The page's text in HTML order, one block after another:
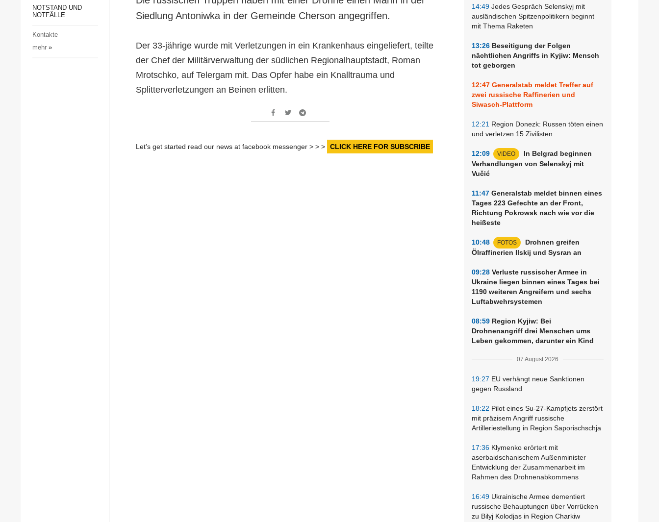
Gesellschaft und Kultur
NOTSTAND UND
NOTFÄLLE
Kontakte
mehr»
14:49 Jedes Gespräch Selenskyj mit
ausländischen Spitzenpolitikern beginnt
mit Thema Raketen
13:26 Beseitigung der Folgen
nächtlichen Angriffs in Kyjiw: Mensch
tot geborgen
12:47 Generalstab meldet Treffer auf
zwei russische Raffinerien und
Siwasch-Plattform
12:21 Region Donezk: Russen töten einen
und verletzen 15 Zivilisten
12:09 VIDEO
In Belgrad beginnen
Verhandlungen von Selenskyj mit
Vučić
11:47 Generalstab meldet binnen eines
Tages 223 Gefechte an der Front,
Richtung Pokrowsk nach wie vor die
heißeste
10:48 FOTOS
Drohnen greifen
Ölraffinerien Ilskij und Sysran an
09:28 Verluste russischer Armee in
Ukraine liegen binnen eines Tages bei
1190 weiteren Angreifern und sechs
Luftabwehrsystemen
08:59 Region Kyjiw: Bei
Drohnenangriff drei Menschen ums
Leben gekommen, darunter ein Kind
07 August 2026
19:27 EU verhängt neue Sanktionen
gegen Russland
18:22 Pilot eines Su-27-Kampfjets zerstört
mit präzisem Angriff russische
Artilleriestellung in Region Saporischschja
17:36 Klymenko erörtert mit
aserbaidschanischem Außenminister
Entwicklung der Zusammenarbeit im
Rahmen des Drohnenabkommens
16:49 Ukrainische Armee dementiert
russische Behauptungen über Vorrücken
zu Bilyj Kolodjas in Region Charkiw
Siedlung Antoniwka in der Gemeinde Cherson angegriffen.
Der 33-jährige wurde mit Verletzungen in ein Krankenhaus eingeliefert, teilte
der Chef der Militärverwaltung der südlichen Regionalhauptstadt, Roman
Mrotschko, auf Telergam mit. Das Opfer habe ein Knalltrauma und
Splitterverletzungen an Beinen erlitten.
Let’s get started read our news at facebook messenger > > > CLICK HERE FOR SUBSCRIBE